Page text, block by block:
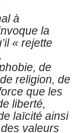
à
la
« rejette
de
religion, de
que les
liberté,
laïcité ainsi
valeurs